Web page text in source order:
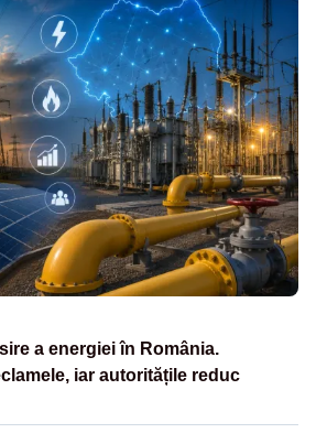
a energiei în România.
iar autoritățile reduc